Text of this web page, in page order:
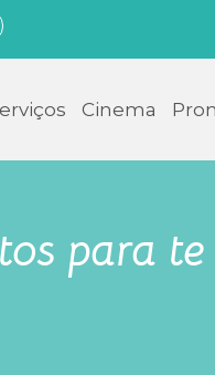
Cinema
para